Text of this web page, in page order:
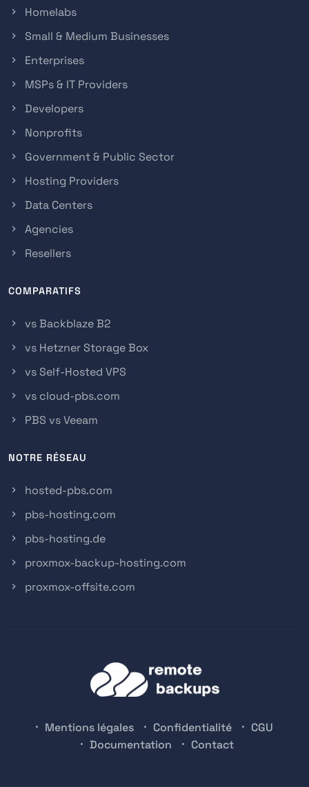
Homelabs
Small & Medium Businesses
Enterprises
MSPs & IT Providers
Developers
Nonprofits
Government & Public Sector
Hosting Providers
Data Centers
Agencies
Resellers
COMPARATIFS
vs Backblaze B2
vs Hetzner Storage Box
vs Self-Hosted VPS
vs cloud-pbs.com
PBS vs Veeam
NOTRE RÉSEAU
hosted-pbs.com
pbs-hosting.com
pbs-hosting.de
proxmox-backup-hosting.com
proxmox-offsite.com
Mentions légales Confidentialité
CGU
Documentation
Contact